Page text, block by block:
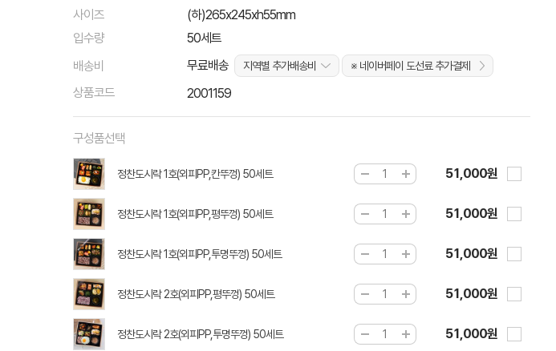
사이즈
(하)265x245xh55mm
입수량
50세트
배송비
무료배송 지역별 추가배송비 ※ 네이버페이 도선료 추가결제
상품코드 2001159
구성품선택
정찬도시락 1호(외피PP,칸뚜껑) 50세트 51,000원
정찬도시락 1호(외피PP,평뚜껑) 50세트 51,000원
정찬도시락 1호(외피PP,투명뚜껑) 50세트 51,000원
정찬도시락 2호(외피PP,평뚜껑) 50세트 51,000원
정찬도시락 2호(외피PP,투명뚜껑) 50세트 51,000원